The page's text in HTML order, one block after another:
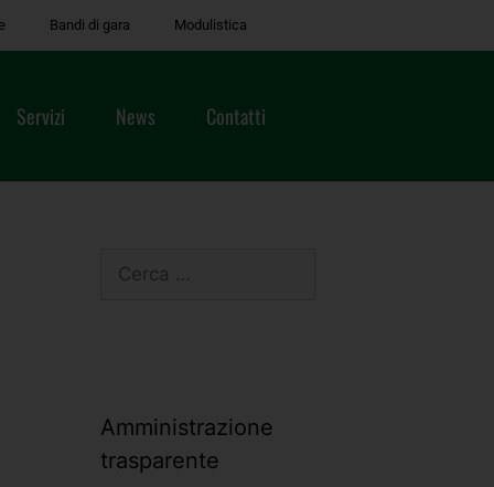
Bandi di gara Modulistica
Servizi News Contatti
Amministrazione
trasparente